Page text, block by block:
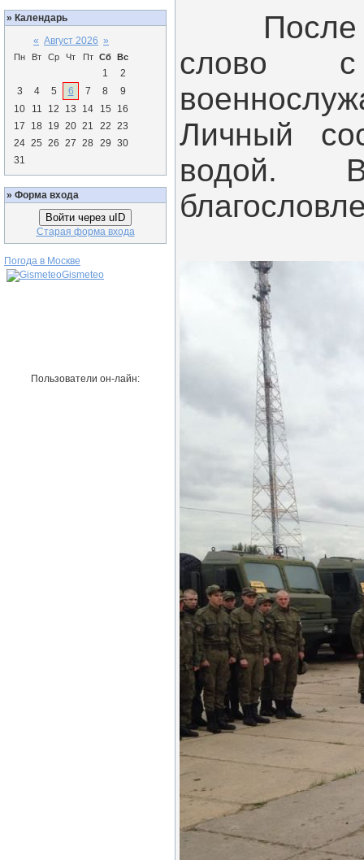
» Календарь
« Август 2026 »
Пн Вт Ср Чт Пт Сб Вс
1
2
3
4 5 6 7 8
9
10
11 12 13 14 15
16
17
18 19 20 21 22 23
24 25 26 27 28 29 30
31
» Форма входа
Войти через uID
Старая форма входа
Погода в Москве
Gismeteo
Пользователи он-лайн:
После
слово с
Личный
водой.